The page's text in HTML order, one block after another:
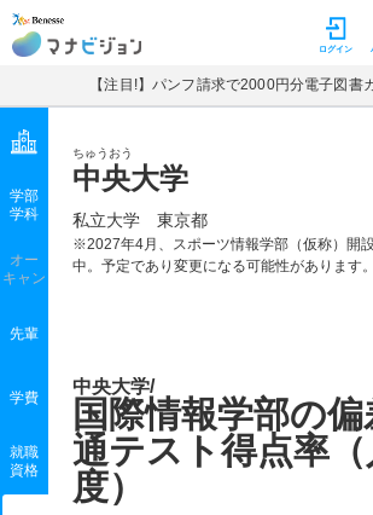
マナビジョン ログイン
【注目!】パンフ請求で2000円分電子図書
ちゅうおう
中央大学
私立大学 東京都
※2027年4月、スポーツ情報学部（仮称）開
中。予定であり変更になる可能性があります。
学部
学科
オー
キャン
先輩
学費
就職
資格
中央大学/
国際情報学部の
通テスト得点率
度）